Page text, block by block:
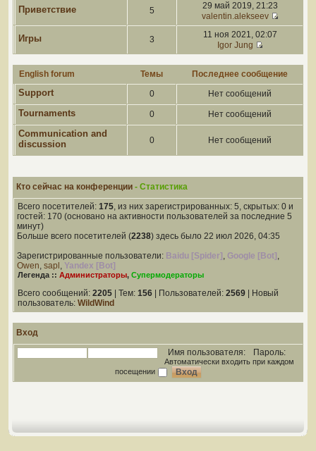
Приветствие 5
29 май 2019, 21:23
valentin.alekseev
Игры 3
11 ноя 2021, 02:07
Igor Jung
English forum Темы Последнее сообщение
Support 0 Нет сообщений
Tournaments 0 Нет сообщений
Communication and
discussion
0 Нет сообщений
Кто сейчас на конференции - Статистика
Всего посетителей: 175, из них зарегистрированных: 5, скрытых: 0 и
гостей: 170 (основано на активности пользователей за последние 5
минут)
Больше всего посетителей (2238) здесь было 22 июл 2026, 04:35
Зарегистрированные пользователи: Baidu [Spider] , Google [Bot] ,
Owen, sapl , Yandex [Bot]
Легенда :: Администраторы, Супермодераторы
Всего сообщений: 2205 | Тем: 156 | Пользователей: 2569 | Новый
пользователь: WildWind
Вход
Имя пользователя:
Пароль:
Автоматически входить при каждом
посещении